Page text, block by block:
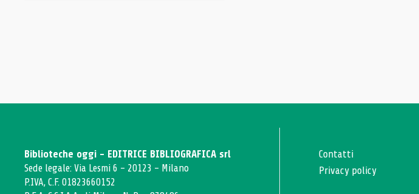
Biblioteche oggi - EDITRICE BIBLIOGRAFICA srl
Sede legale: Via Lesmi 6 - 20123 - Milano
P.IVA, C.F. 01823660152
Contatti
Privacy policy